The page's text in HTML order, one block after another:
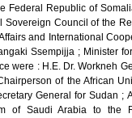
Federal Republic of
Sovereign Council of the
and International
Ssempijja ; Minister
were : H.E. Dr. Workneh
of the African
General for Sudan ;
of Saudi Arabia to the